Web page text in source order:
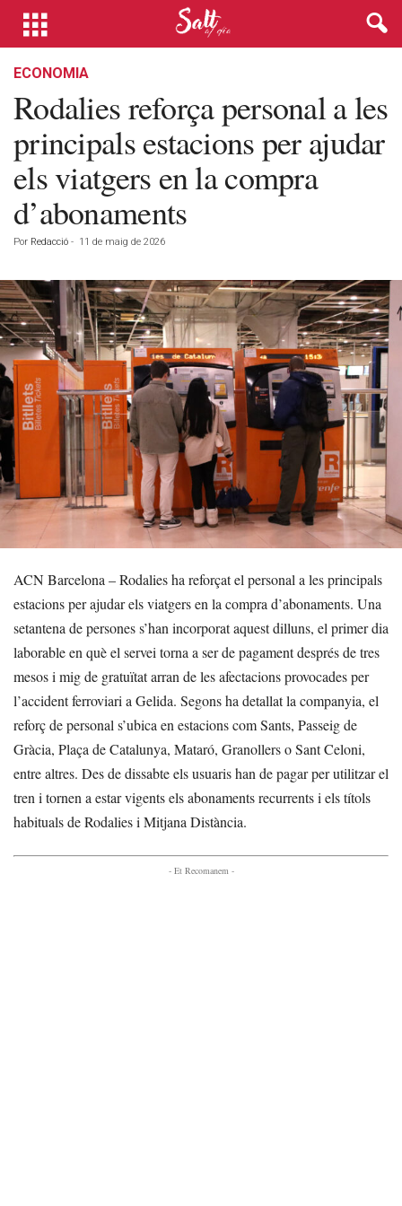
ECONOMIA
Rodalies reforça personal a les
principals estacions per ajudar
els viatgers en la compra
d’abonaments
Por Redacció - 11 de maig de 2026
ACN Barcelona – Rodalies ha reforçat el personal a les principals
estacions per ajudar els viatgers en la compra d’abonaments. Una
setantena de persones s’han incorporat aquest dilluns, el primer dia
laborable en què el servei torna a ser de pagament després de tres
mesos i mig de gratuïtat arran de les afectacions provocades per
l’accident ferroviari a Gelida. Segons ha detallat la companyia, el
reforç de personal s’ubica en estacions com Sants, Passeig de
Gràcia, Plaça de Catalunya, Mataró, Granollers o Sant Celoni,
entre altres. Des de dissabte els usuaris han de pagar per utilitzar el
tren i tornen a estar vigents els abonaments recurrents i els títols
habituals de Rodalies i Mitjana Distància.
- Et Recomanem -